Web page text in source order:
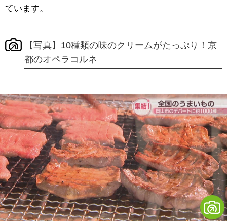
ています。
【写真】10種類の味のクリームがたっぷり！京
都のオペラコルネ